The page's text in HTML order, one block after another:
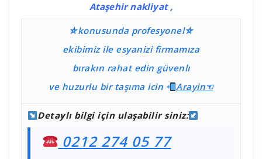
Ataşehir nakliyat ,
⛤konusunda profesyonel⛤
ekibimiz ile esyanizi firmamıza
bırakın rahat edin güvenlı
ve huzurlu bir taşıma icin Arayin☜
Detaylı bilgi için ulaşabilir siniz:
0212 274 05 77